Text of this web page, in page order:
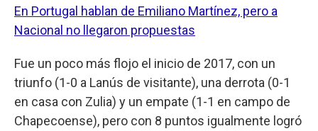
En Portugal hablan de Emiliano Martínez, pero a
Nacional no llegaron propuestas
Fue un poco más flojo el inicio de 2017, con un
triunfo (1-0 a Lanús de visitante), una derrota (0-1
en casa con Zulia) y un empate (1-1 en campo de
Chapecoense), pero con 8 puntos igualmente logró